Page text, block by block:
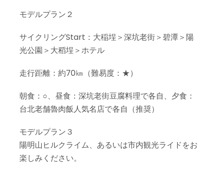
モデルプラン２
サイクリングStart：大稲埕＞深坑老街＞碧潭＞陽
光公園＞大稻埕＞ホテル
走行距離：約70㎞（難易度：★）
朝食：○、昼食：深坑老街豆腐料理で各自、夕食：
台北老舗魯肉飯人気名店で各自（推奨）
モデルプラン３
陽明山ヒルクライム、あるいは市内観光ライドをお
楽しみください。